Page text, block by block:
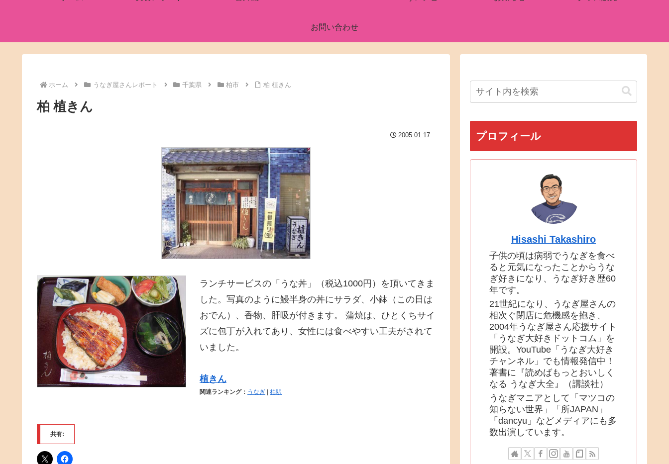
お問い合わせ
ホーム うなぎ屋さんレポート 千葉県 柏市 柏 植きん
柏 植きん
2005.01.17
ランチサービスの「うな丼」（税込1000円）を頂いてきま
した。写真のように鰻半身の丼にサラダ、小鉢（この日は
おでん）、香物、肝吸が付きます。 蒲焼は、ひとくちサイ
ズに包丁が入れてあり、女性には食べやすい工夫がされて
いました。
植きん
関連ランキング： うなぎ 柏駅
共有:
プロフィール
Hisashi Takashiro
子供の頃は病弱でうなぎを食べ
ると元気になったことからうな
ぎ好きになり、うなぎ好き歴60
年です。
21世紀になり、うなぎ屋さんの
相次ぐ閉店に危機感を抱き、
2004年うなぎ屋さん応援サイト
「うなぎ大好きドットコム」を
開設。YouTube「うなぎ大好き
チャンネル」でも情報発信中！
著書に『読めばもっとおいしく
なる うなぎ大全』（講談社）
うなぎマニアとして「マツコの
知らない世界」「所JAPAN」
「dancyu」などメディアにも多
数出演しています。